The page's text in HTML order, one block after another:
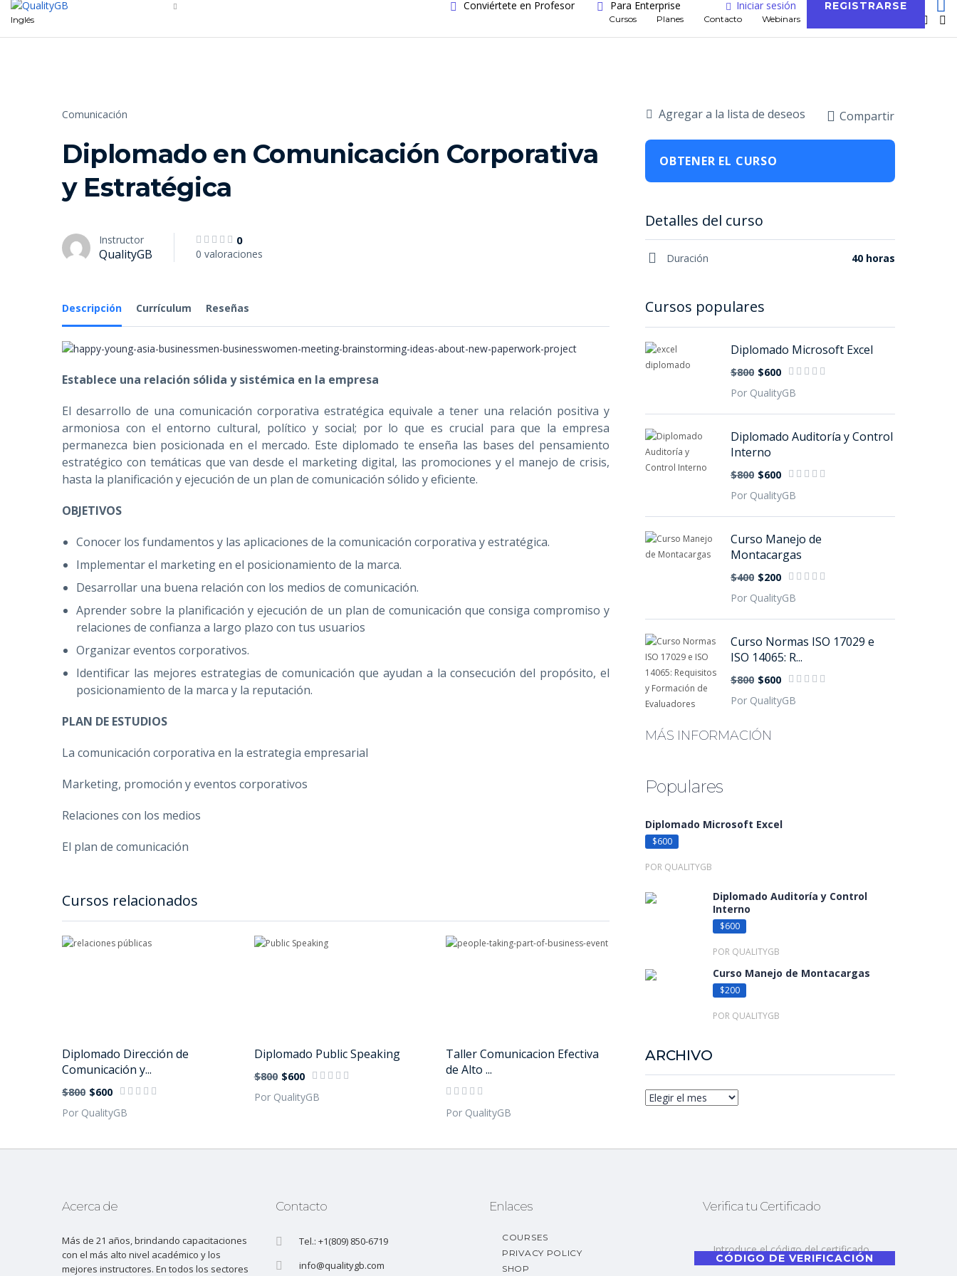
Inglés Cursos Planes Contacto Webinars
Conviértete en Profesor Para Enterprise Iniciar sesión REGISTRARSE
Comunicación
Diplomado en Comunicación Corporativa
y Estratégica
Instructor
QualityGB
0
0 valoraciones
Descripción Currículum Reseñas
Establece una relación sólida y sistémica en la empresa
El desarrollo de una comunicación corporativa estratégica equivale a tener una relación positiva y
armoniosa con el entorno cultural, político y social; por lo que es crucial para que la empresa
permanezca bien posicionada en el mercado. Este diplomado te enseña las bases del pensamiento
estratégico con temáticas que van desde el marketing digital, las promociones y el manejo de crisis,
hasta la planificación y ejecución de un plan de comunicación sólido y eficiente.
OBJETIVOS
Conocer los fundamentos y las aplicaciones de la comunicación corporativa y estratégica.
Implementar el marketing en el posicionamiento de la marca.
Desarrollar una buena relación con los medios de comunicación.
Aprender sobre la planificación y ejecución de un plan de comunicación que consiga compromiso y
relaciones de confianza a largo plazo con tus usuarios
Organizar eventos corporativos.
Identificar las mejores estrategias de comunicación que ayudan a la consecución del propósito, el
posicionamiento de la marca y la reputación.
PLAN DE ESTUDIOS
La comunicación corporativa en la estrategia empresarial
Marketing, promoción y eventos corporativos
Relaciones con los medios
El plan de comunicación
Cursos relacionados
Diplomado Dirección de
Comunicación y...
$800 $600
Por QualityGB
Diplomado Public Speaking
$800 $600
Por QualityGB
Taller Comunicacion Efectiva
de Alto ...
Por QualityGB
Agregar a la lista de deseos Compartir
OBTENER EL CURSO
Detalles del curso
Duración 40 horas
Cursos populares
Diplomado Microsoft Excel
$800 $600
Por QualityGB
Diplomado Auditoría y Control
Interno
$800 $600
Por QualityGB
Curso Manejo de
Montacargas
$400 $200
Por QualityGB
Curso Normas ISO 17029 e
ISO 14065: R...
$800 $600
Por QualityGB
MÁS INFORMACIÓN
Populares
Diplomado Microsoft Excel
$600
POR QUALITYGB
Diplomado Auditoría y Control
Interno
$600
POR QUALITYGB
Curso Manejo de Montacargas
$200
POR QUALITYGB
ARCHIVO
Acerca de
Más de 21 años, brindando capacitaciones
con el más alto nivel académico y los
mejores instructores. En todos los sectores
Contacto
Tel.: +1(809) 850-6719
info@qualitygb.com
Enlaces
COURSES
PRIVACY POLICY
SHOP
Verifica tu Certificado
CÓDIGO DE VERIFICACIÓN